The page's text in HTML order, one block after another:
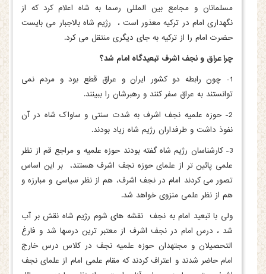
مسلمانان و مجامع بین المللی رسما به شاه اعلام کرد که از
نگهداری امام در ترکیه معذور است ، رژیم شاه بالاجبار می بایست
حضرت امام را از ترکیه به جای دیگری منتقل می کرد.
چرا عراق و نجف اشرف تبعیدگاه امام شد؟
1- چون رابطه دو کشور ایران و عراق قطع بود و مردم نمی
توانستند به عراق سفر کنند و رهبرشان را ببینند.
2- حوزه علمیه نجف اشرف به شدت سنتی و ساواک شاه در آن
نفوذ داشت و طرفداران رژیم شاه زیاد بودند.
3- کارشناسان رژیم شاه گفته بودند حوزه علمیه و مراجع قم از نظر
علمی پائین تر از علمای حوزه نجف اشرف هستند، بر این اساس
تصور می کردند امام در نجف اشرف، هم از نظر سیاسی و مبارزه و
هم از نظر علمی منزوی خواهد شد.
ولی با تبعید امام به نجف نقشه های شوم رژیم شاه نقش بر آب
شد ، درس امام در نجف اشرف از معتبر ترین درسها شد و فارغ
التحصیلان و مجتهدان حوزه علمیه نجف در کلاس درس خارج
امام حاضر شدند و اعتراف کردند که مقام علمی امام از علمای نجف